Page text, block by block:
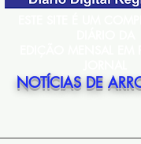
NOTÍCIAS DE